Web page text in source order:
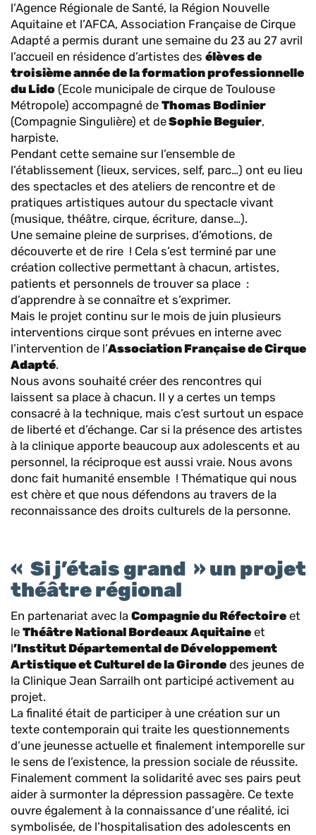
l’Agence Régionale de Santé, la Région Nouvelle
Aquitaine et l’AFCA, Association Française de Cirque
Adapté a permis durant une semaine du 23 au 27 avril
l’accueil en résidence d’artistes des élèves de
troisième année de la formation professionnelle
du Lido (Ecole municipale de cirque de Toulouse
Métropole) accompagné de Thomas Bodinier
(Compagnie Singulière) et deSophie Beguier,
harpiste.
Pendant cette semaine sur l’ensemble de
l’établissement (lieux, services, self, parc…) ont eu lieu
des spectacles et des ateliers de rencontre et de
pratiques artistiques autour du spectacle vivant
(musique, théâtre, cirque, écriture, danse…).
Une semaine pleine de surprises, d’émotions, de
découverte et de rire ! Cela s’est terminé par une
création collective permettant à chacun, artistes,
patients et personnels de trouver sa place :
d’apprendre à se connaître et s’exprimer.
Mais le projet continu sur le mois de juin plusieurs
interventions cirque sont prévues en interne avec
l’intervention de l’Association Française de Cirque
Adapté.
Nous avons souhaité créer des rencontres qui
laissent sa place à chacun. Il y a certes un temps
consacré à la technique, mais c’est surtout un espace
de liberté et d’échange. Car si la présence des artistes
à la clinique apporte beaucoup aux adolescents et au
personnel, la réciproque est aussi vraie. Nous avons
donc fait humanité ensemble ! Thématique qui nous
est chère et que nous défendons au travers de la
reconnaissance des droits culturels de la personne.
« Si j’étais grand » un projet
théâtre régional
En partenariat avec la Compagnie du Réfectoire et
le Théâtre National Bordeaux Aquitaine et
l’Institut Départemental de Développement
Artistique et Culturel de la Gironde des jeunes de
la Clinique Jean Sarrailh ont participé activement au
projet.
La finalité était de participer à une création sur un
texte contemporain qui traite les questionnements
d’une jeunesse actuelle et finalement intemporelle sur
le sens de l’existence, la pression sociale de réussite.
Finalement comment la solidarité avec ses pairs peut
aider à surmonter la dépression passagère. Ce texte
ouvre également à la connaissance d’une réalité, ici
symbolisée, de l’hospitalisation des adolescents en